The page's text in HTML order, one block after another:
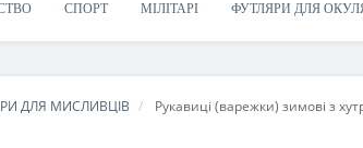
СПОРТ МІЛІТАРІ ФУТЛЯРИ ДЛЯ
ДЛЯ МИСЛИВЦІВ Рукавиці (варежки) зимові з